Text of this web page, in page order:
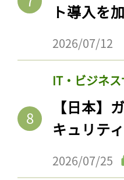
ト導入を
2026/07/12
IT・ビジネ
【日本
キュリテ
2026/07/25